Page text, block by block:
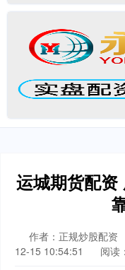
运城期货配资
作者：正规炒股配资
12-15 10:54:51
阅读